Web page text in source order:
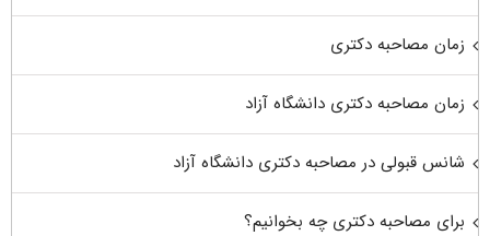
زمان مصاحبه دکتری
زمان مصاحبه دکتری دانشگاه آزاد
شانس قبولی در مصاحبه دکتری دانشگاه آزاد
برای مصاحبه دکتری چه بخوانیم؟